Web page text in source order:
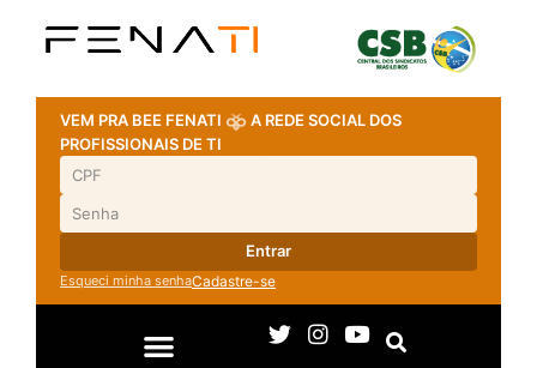
VEM PRA BEE FENATI
A REDE SOCIAL DOS
PROFISSIONAIS DE TI
Entrar
Esqueci minha senhaCadastre-se